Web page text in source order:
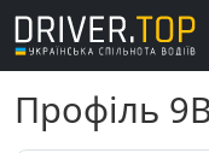
Профіль